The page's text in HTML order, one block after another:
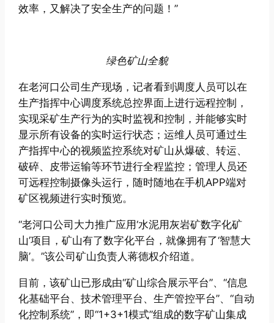
效率，又解决了安全生产的问题！”
绿色矿山全貌
在老河口公司生产现场，记者看到调度人员可以在
生产指挥中心调度系统总控界面上进行远程控制，
实现采矿生产行为的实时监视和控制，并能够实时
显示所有设备的实时运行状态；运维人员可通过生
产指挥中心的视频监控系统对矿山从爆破、转运、
破碎、皮带运输等环节进行全程监控；管理人员还
可远程控制摄像头运行，随时随地在手机APP端对
矿区视频进行实时预览。
“老河口公司大力推广应用‘水泥用灰岩矿数字化矿
山’项目，矿山有了数字化平台，就像拥有了‘智慧大
脑’。”该公司矿山负责人蒋德权介绍道。
目前，该矿山已形成由“矿山综合展示平台”、“信息
化基础平台、技术管理平台、生产管控平台”、“自动
化控制系统”，即“1+3+1模式”组成的数字矿山集成